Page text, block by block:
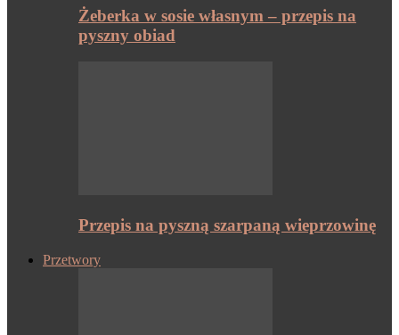
Żeberka w sosie własnym – przepis na
pyszny obiad
Przepis na pyszną szarpaną wieprzowinę
Przetwory